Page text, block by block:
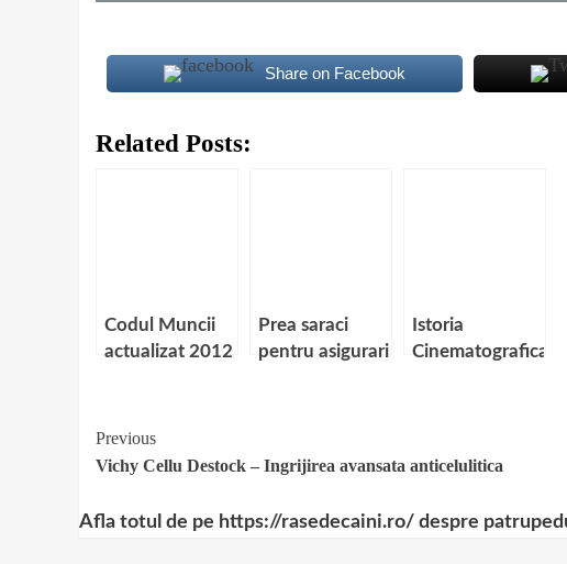
Share on Facebook
Related Posts:
Codul Muncii
actualizat 2012
Prea saraci
pentru asigurari
Istoria
Cinematografica
Continue
Reading
Previous
Vichy Cellu Destock – Ingrijirea avansata anticelulitica
Afla totul de pe https://rasedecaini.ro/ despre